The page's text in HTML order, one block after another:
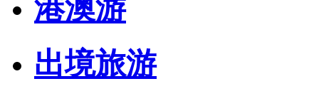
港澳游
出境旅游